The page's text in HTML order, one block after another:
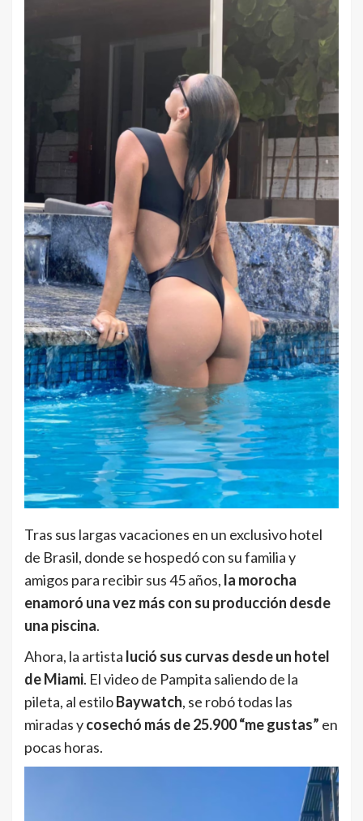
Tras sus largas vacaciones en un exclusivo hotel
de Brasil, donde se hospedó con su familia y
amigos para recibir sus 45 años, la morocha
enamoró una vez más con su producción desde
una piscina.
Ahora, la artista lució sus curvas desde un hotel
de Miami. El video de Pampita saliendo de la
pileta, al estiloBaywatch, se robó todas las
miradas ycosechó más de 25.900 “me gustas” en
pocas horas.